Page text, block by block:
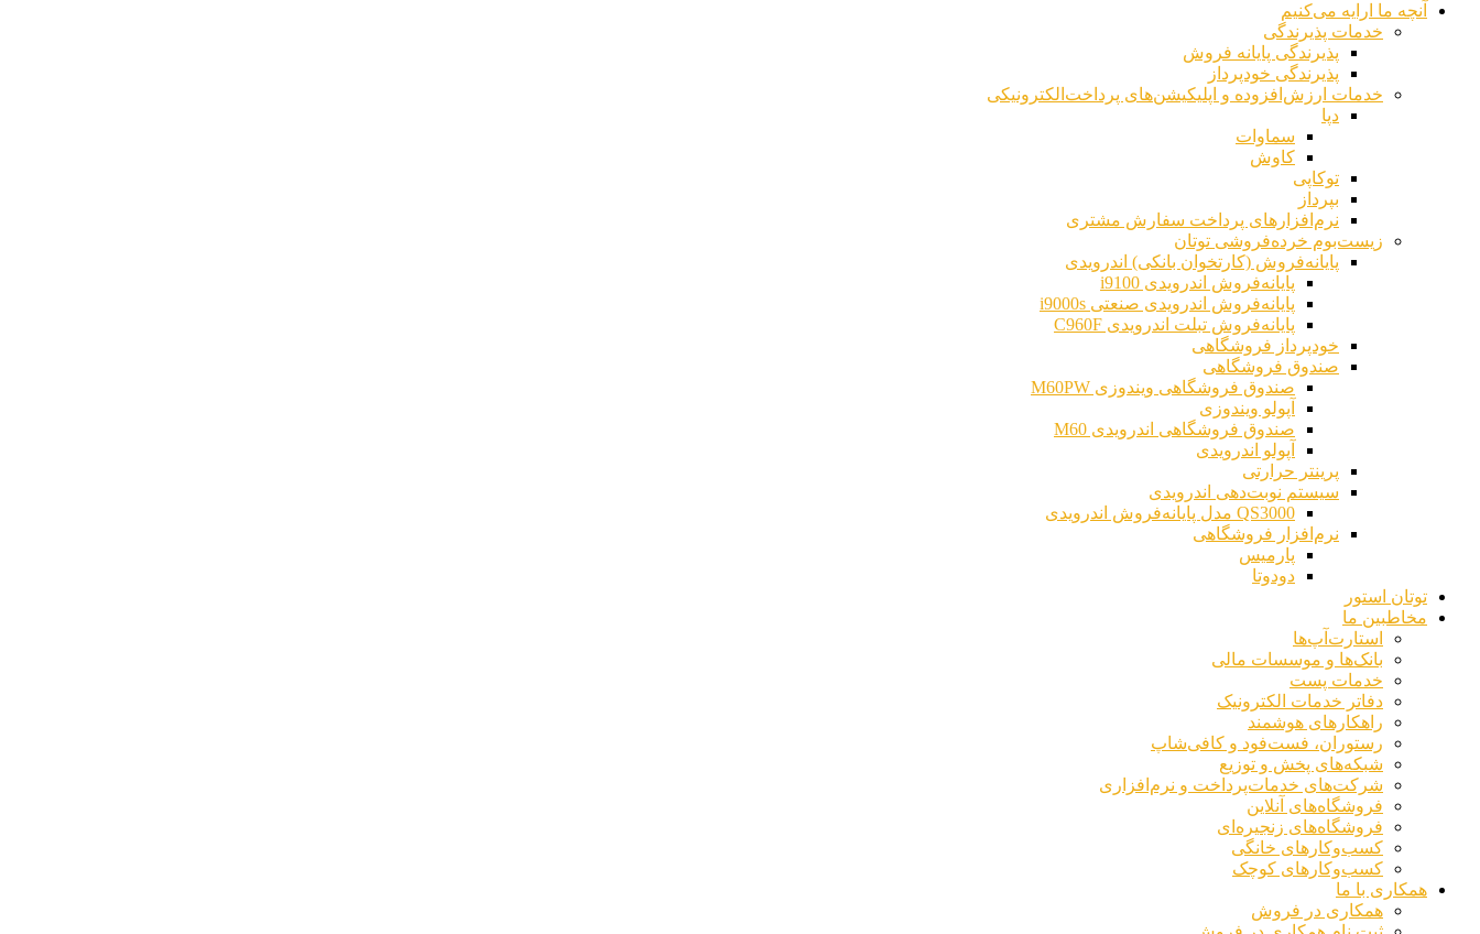
آنچه ما ارایه می‌کنیم
خدمات پذیرندگی
پذیرندگی پایانه فروش
پذیرندگی خودپرداز
خدمات ارزش‌افزوده و اپلیکیشن‌های پرداخت‌الکترونیکی
دپا
سماوات
کاوش
توکاپی
بپرداز
نرم‌افزارهای پرداخت سفارش مشتری
زیست‌بوم خرده‌فروشی توتان
پایانه‌فروش (کارتخوان بانکی) اندرویدی
پایانه‌فروش اندرویدی i9100
پایانه‌فروش اندرویدی صنعتی i9000s
پایانه‌فروش تبلت اندرویدی C960F
خودپرداز فروشگاهی
صندوق فروشگاهی
صندوق فروشگاهی ویندوزی M60PW
آپولو ویندوزی
صندوق فروشگاهی اندرویدی M60
آپولو اندرویدی
پرینتر حرارتی
سیستم نوبت‌دهی اندرویدی
QS3000 مدل پایانه‌فروش اندرویدی
نرم‌افزار فروشگاهی
پارمیس
دودوتا
توتان استور
مخاطبین ما
استارت‌آپ‌ها
بانک‌ها و موسسات مالی
خدمات پست
دفاتر خدمات الکترونیک
راهکارهای هوشمند
رستوران، فست‌فود و کافی‌شاپ
شبکه‌های پخش و توزیع
شرکت‌های خدمات‌پرداخت و نرم‌افزاری
فروشگاه‌های آنلاین
فروشگاه‌های زنجیره‌ای
کسب‌وکارهای خانگی
کسب‌وکارهای کوچک
همکاری با ما
همکاری در فروش